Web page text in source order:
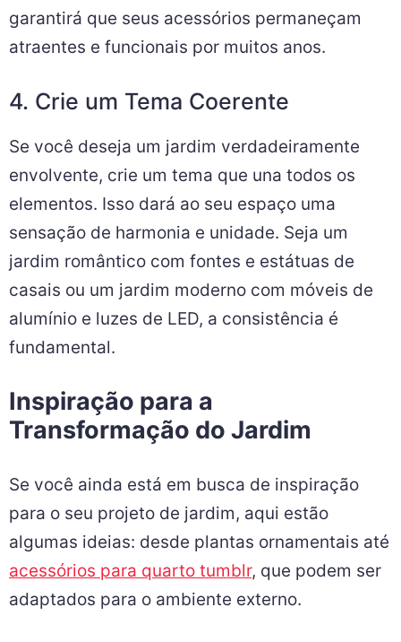
garantirá que seus acessórios permaneçam
atraentes e funcionais por muitos anos.
4. Crie um Tema Coerente
Se você deseja um jardim verdadeiramente
envolvente, crie um tema que una todos os
elementos. Isso dará ao seu espaço uma
sensação de harmonia e unidade. Seja um
jardim romântico com fontes e estátuas de
casais ou um jardim moderno com móveis de
alumínio e luzes de LED, a consistência é
fundamental.
Inspiração para a
Transformação do Jardim
Se você ainda está em busca de inspiração
para o seu projeto de jardim, aqui estão
algumas ideias: desde plantas ornamentais até
acessórios para quarto tumblr, que podem ser
adaptados para o ambiente externo.